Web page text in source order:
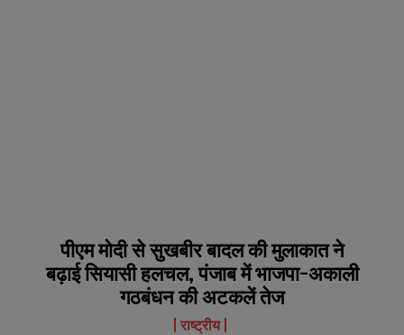
पीएम मोदी से सुखबीर बादल की मुलाकात ने
बढ़ाई सियासी हलचल, पंजाब में भाजपा-अकाली
गठबंधन की अटकलें तेज
राष्ट्रीय